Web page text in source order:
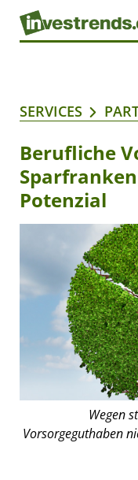
SERVICES
Berufliche
Potenzial
Wegen
Vorsorgeguthaben